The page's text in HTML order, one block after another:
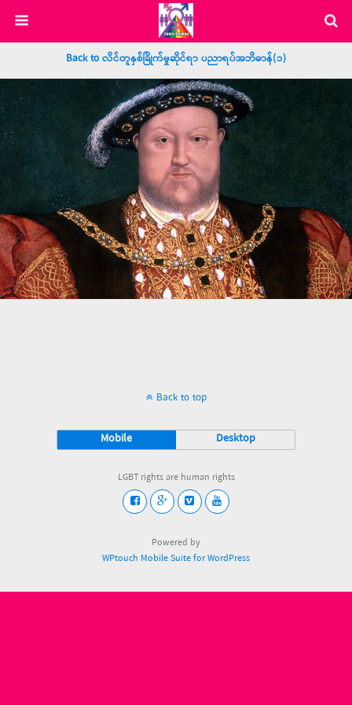
Back to လိင်တူနှစ်ခြိုက်မှုဆိုင်ရာ ပညာရပ်အဘိဓာန်(၁)
Back to top
Mobile Desktop
LGBT rights are human rights
Powered by
WPtouch Mobile Suite for WordPress